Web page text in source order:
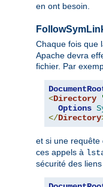
en ont besoin.
Chaque fois que
Apache devra
fichier. Par
<Directory
Options
</Directory
et si une requête
ces appels à
sécurité des